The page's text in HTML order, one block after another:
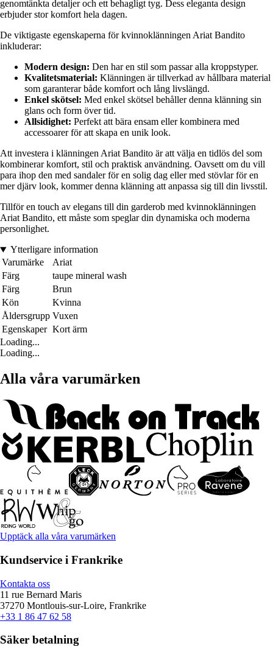
genomtänkta detaljer och ett behagligt tyg. Dess eleganta design
erbjuder stor komfort hela dagen.
De viktigaste egenskaperna för kvinnoklänningen Ariat Bandito
inkluderar:
Modern design: Den har en stil som passar alla kroppstyper.
Kvalitetsmaterial: Klänningen är tillverkad av hållbara material
som garanterar både komfort och lång livslängd.
Enkel skötsel: Med enkel skötsel behåller denna klänning sin
glans och form över tid.
Allsidighet: Perfekt att bära ensam eller kombinera med
accessoarer för att skapa en unik look.
Att investera i klänningen Ariat Bandito är att välja en tidlös del som
kombinerar komfort, stil och praktisk användning. Oavsett om du vill
para ihop den med sandaler för en solig dag eller med stövlar för en
mer djärv look, kommer denna klänning att anpassa sig till din livsstil.
Tillför en touch av elegans till din garderob med kvinnoklänningen
Ariat Bandito, ett måste som speglar din dynamiska och moderna
personlighet.
Ytterligare information
Varumärke
Ariat
Färg
taupe mineral wash
Färg
Brun
Kön
Kvinna
Åldersgrupp Vuxen
Egenskaper Kort ärm
Loading...
Loading...
Alla våra varumärken
Upptäck alla våra varumärken
Kundservice i Frankrike
Kontakta oss
11 rue Bernard Maris
37270 Montlouis-sur-Loire, Frankrike
+33 1 86 47 62 58
Säker betalning